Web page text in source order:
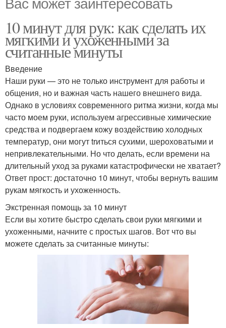
10 минут для рук: как сделать их
мягкими и ухоженными за
считанные минуты
Введение
Наши руки — это не только инструмент для работы и
общения, но и важная часть нашего внешнего вида.
Однако в условиях современного ритма жизни, когда мы
часто моем руки, используем агрессивные химические
средства и подвергаем кожу воздействию холодных
температур, они могут trиться сухими, шероховатыми и
непривлекательными. Но что делать, если времени на
длительный уход за руками катастрофически не хватает?
Ответ прост: достаточно 10 минут, чтобы вернуть вашим
рукам мягкость и ухоженность.
Экстренная помощь за 10 минут
Если вы хотите быстро сделать свои руки мягкими и
ухоженными, начните с простых шагов. Вот что вы
можете сделать за считанные минуты: